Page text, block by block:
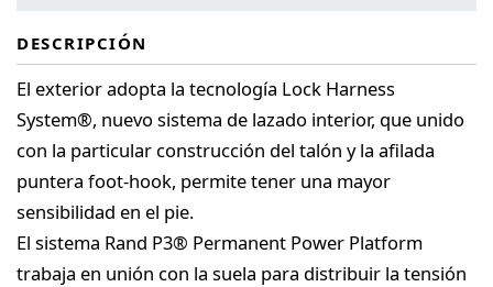
DESCRIPCIÓN
El exterior adopta la tecnología Lock Harness
System®, nuevo sistema de lazado interior, que unido
con la particular construcción del talón y la afilada
puntera foot-hook, permite tener una mayor
sensibilidad en el pie.
El sistema Rand P3® Permanent Power Platform
trabaja en unión con la suela para distribuir la tensión